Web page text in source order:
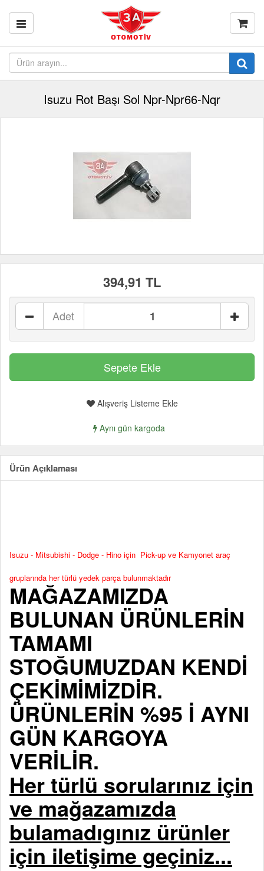
Isuzu Rot Başı Sol Npr-Npr66-Nqr
394,91 TL
Adet
Alışveriş Listeme Ekle
Aynı gün kargoda
Ürün Açıklaması
Isuzu - Mitsubishi - Dodge - Hino için Pick-up ve Kamyonet araç
gruplarında her türlü yedek parça bulunmaktadır
MAĞAZAMIZDA
BULUNAN ÜRÜNLERİN
TAMAMI
STOĞUMUZDAN KENDİ
ÇEKİMİMİZDİR.
ÜRÜNLERİN %95 İ AYNI
GÜN KARGOYA
VERİLİR.
Her türlü sorularınız için
ve mağazamızda
bulamadıgınız ürünler
için iletişime geçiniz...